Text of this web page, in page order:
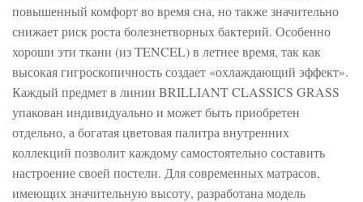
повышенный комфорт во время сна, но также значительно
снижает риск роста болезнетворных бактерий. Особенно
хороши эти ткани (из TENCEL) в летнее время, так как
высокая гигроскопичность создает «охлаждающий эффект».
Каждый предмет в линии BRILLIANT CLASSICS GRASS
упакован индивидуально и может быть приобретен
отдельно, а богатая цветовая палитра внутренних
коллекций позволит каждому самостоятельно составить
настроение своей постели. Для современных матрасов,
имеющих значительную высоту, разработана модель